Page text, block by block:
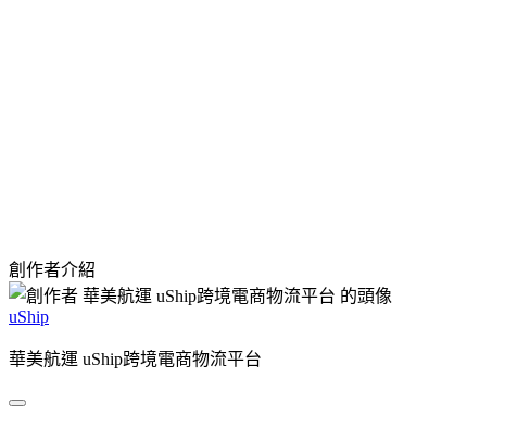
創作者介紹
uShip
華美航運 uShip跨境電商物流平台